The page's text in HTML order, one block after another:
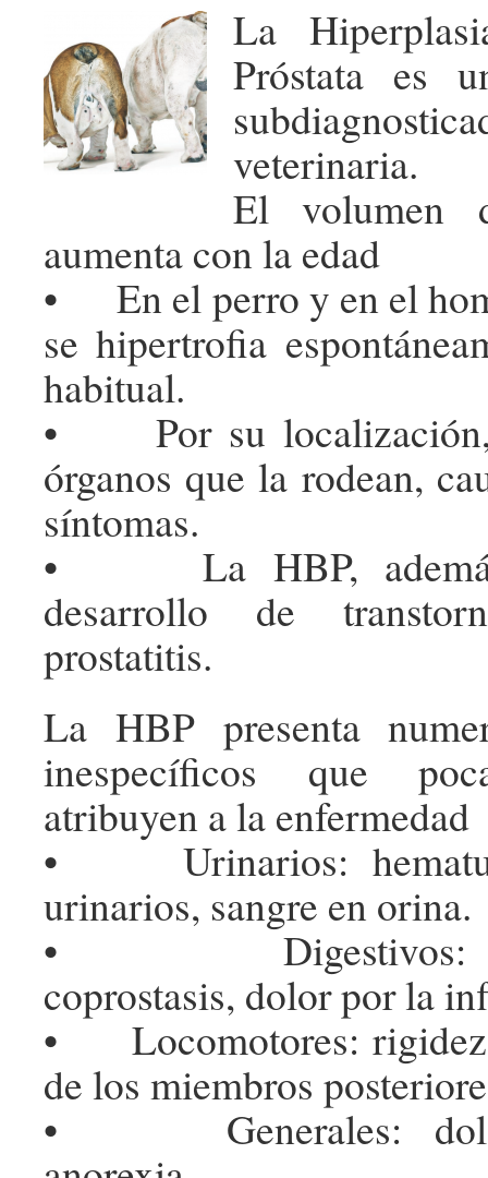
La
Próstata es
veterinaria.
El volumen
aumenta con la edad
• En el perro y en el
se hipertrofia
habitual.
• Por su localización,
órganos que la rodean,
síntomas.
• La HBP,
desarrollo de
prostatitis.
La HBP presenta
inespecíficos que
atribuyen a la enfermedad
• Urinarios:
urinarios, sangre en orina.
• Digestivos:
coprostasis, dolor por la
• Locomotores: rigidez,
de los miembros
• Generales: